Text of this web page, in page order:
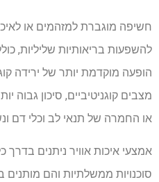
חשיפה מוגברת למזהמים או
להשפעות בריאותיות שליליות,
הופעה מוקדמת יותר של ירידה
מצבים קוגניטיביים, סיכון
או החמרה של תנאי לב וכלי דם
אמצעי איכות אוויר ניתנים בדרך
סוכנויות ממשלתיות והם